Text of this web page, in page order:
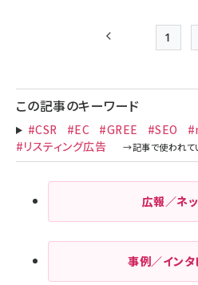
り
前ページ Page
1
この記事のキーワード
#CSR #EC #GREE #SEO
#リスティング広告
広報／ネ
事例／インタ